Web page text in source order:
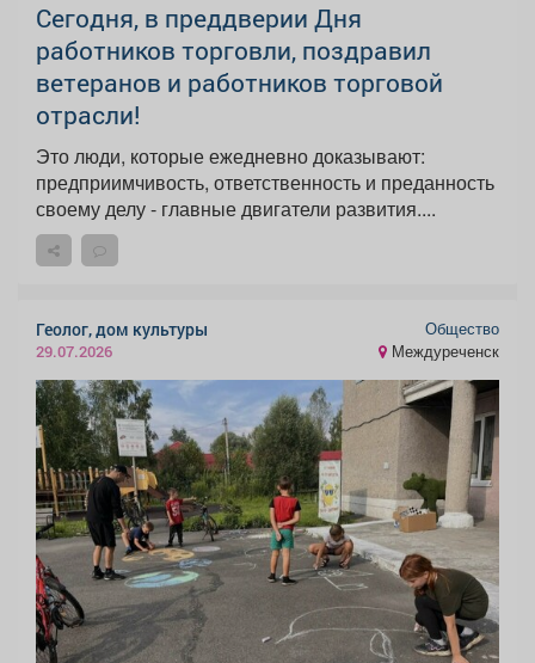
Сегодня, в преддверии Дня
работников торговли, поздравил
ветеранов и работников торговой
отрасли!
Это люди, которые ежедневно доказывают:
предприимчивость, ответственность и преданность
своему делу - главные двигатели развития....
Геолог, дом культуры
29.07.2026
Общество
Междуреченск